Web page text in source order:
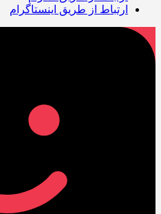
ارتباط از طریق اینستاگرام